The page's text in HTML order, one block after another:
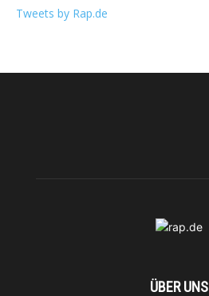
Tweets by Rap.de
ÜBER UNS